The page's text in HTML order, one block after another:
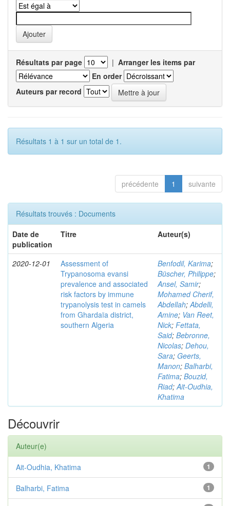
Résultats par page | Arranger les items par
En order
Auteurs par record
Résultats 1 à 1 sur un total de 1.
précédente 1 suivante
Résultats trouvés : Documents
Date de
publication
Titre Auteur(s)
2020-12-01
Assessment of
Trypanosoma evansi
prevalence and associated
risk factors by immune
trypanolysis test in camels
from Ghardaïa district,
southern Algeria
Benfodil, Karima;
Büscher, Philippe;
Ansel, Samir;
Mohamed Cherif,
Abdellah;Abdelli,
Amine; Van Reet,
Nick; Fettata,
Said; Bebronne,
Nicolas; Dehou,
Sara; Geerts,
Manon; Balharbi,
Fatima; Bouzid,
Riad;Ait-Oudhia,
Khatima
Découvrir
Auteur(e)
1
Ait-Oudhia, Khatima
1
Balharbi, Fatima